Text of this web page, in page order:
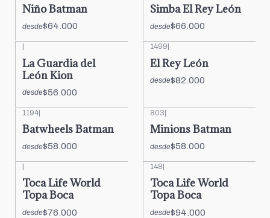
Niño Batman
desde$64.000
Simba El Rey León
desde$66.000
La Guardia del
León Kion
desde$56.000
1499
El Rey León
desde$82.000
1194|
Batwheels Batman
desde$58.000
803|
Minions Batman
desde$58.000
Toca Life World
Topa Boca
desde$76.000
148
Toca Life World
Topa Boca
desde$94.000